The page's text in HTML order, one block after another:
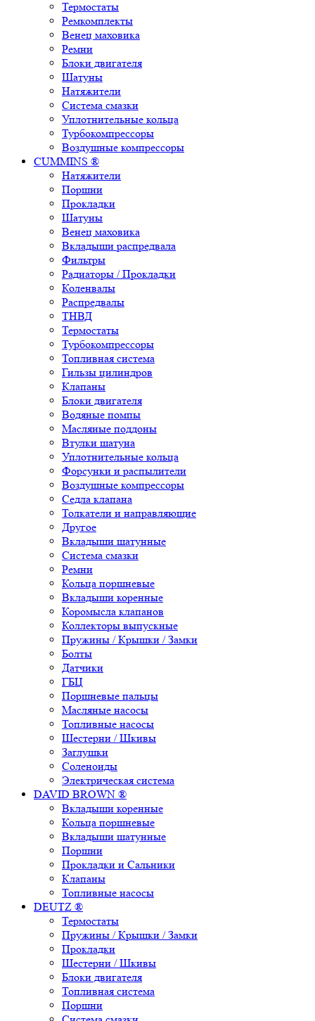
Термостаты
Ремкомплекты
Венец маховика
Ремни
Блоки двигателя
Шатуны
Натяжители
Система смазки
Уплотнительные кольца
Турбокомпрессоры
Воздушные компрессоры
CUMMINS ®
Натяжители
Поршни
Прокладки
Шатуны
Венец маховика
Вкладыши распредвала
Фильтры
Радиаторы / Прокладки
Коленвалы
Распредвалы
ТНВД
Термостаты
Турбокомпрессоры
Топливная система
Гильзы цилиндров
Клапаны
Блоки двигателя
Водяные помпы
Масляные поддоны
Втулки шатуна
Уплотнительные кольца
Форсунки и распылители
Воздушные компрессоры
Седла клапана
Толкатели и направляющие
Другое
Вкладыши шатунные
Система смазки
Ремни
Кольца поршневые
Вкладыши коренные
Коромысла клапанов
Коллекторы выпускные
Пружины / Крышки / Замки
Болты
Датчики
ГБЦ
Поршневые пальцы
Масляные насосы
Топливные насосы
Шестерни / Шкивы
Заглушки
Соленоиды
Электрическая система
DAVID BROWN ®
Вкладыши коренные
Кольца поршневые
Вкладыши шатунные
Поршни
Прокладки и Сальники
Клапаны
Топливные насосы
DEUTZ ®
Термостаты
Пружины / Крышки / Замки
Прокладки
Шестерни / Шкивы
Блоки двигателя
Топливная система
Поршни